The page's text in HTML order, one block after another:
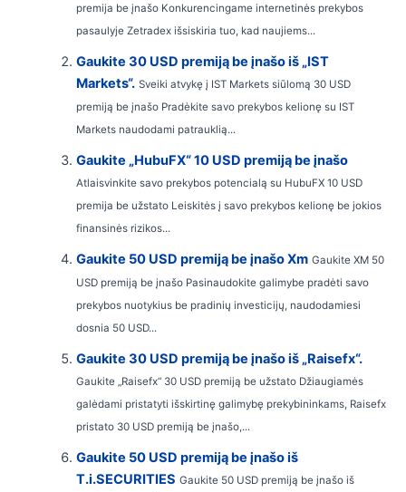
premija be įnašo Konkurencingame internetinės prekybos
pasaulyje Zetradex išsiskiria tuo, kad naujiems...
Gaukite 30 USD premiją be įnašo iš „IST
Markets“. Sveiki atvykę į IST Markets siūlomą 30 USD
premiją be įnašo Pradėkite savo prekybos kelionę su IST
Markets naudodami patrauklią...
Gaukite „HubuFX“ 10 USD premiją be įnašo
Atlaisvinkite savo prekybos potencialą su HubuFX 10 USD
premija be užstato Leiskitės į savo prekybos kelionę be jokios
finansinės rizikos...
Gaukite 50 USD premiją be įnašo Xm Gaukite XM 50
USD premiją be įnašo Pasinaudokite galimybe pradėti savo
prekybos nuotykius be pradinių investicijų, naudodamiesi
dosnia 50 USD...
Gaukite 30 USD premiją be įnašo iš „Raisefx“.
Gaukite „Raisefx“ 30 USD premiją be užstato Džiaugiamės
galėdami pristatyti išskirtinę galimybę prekybininkams, Raisefx
pristato 30 USD premiją be įnašo,...
Gaukite 50 USD premiją be įnašo iš
T.i.SECURITIES Gaukite 50 USD premiją be įnašo iš